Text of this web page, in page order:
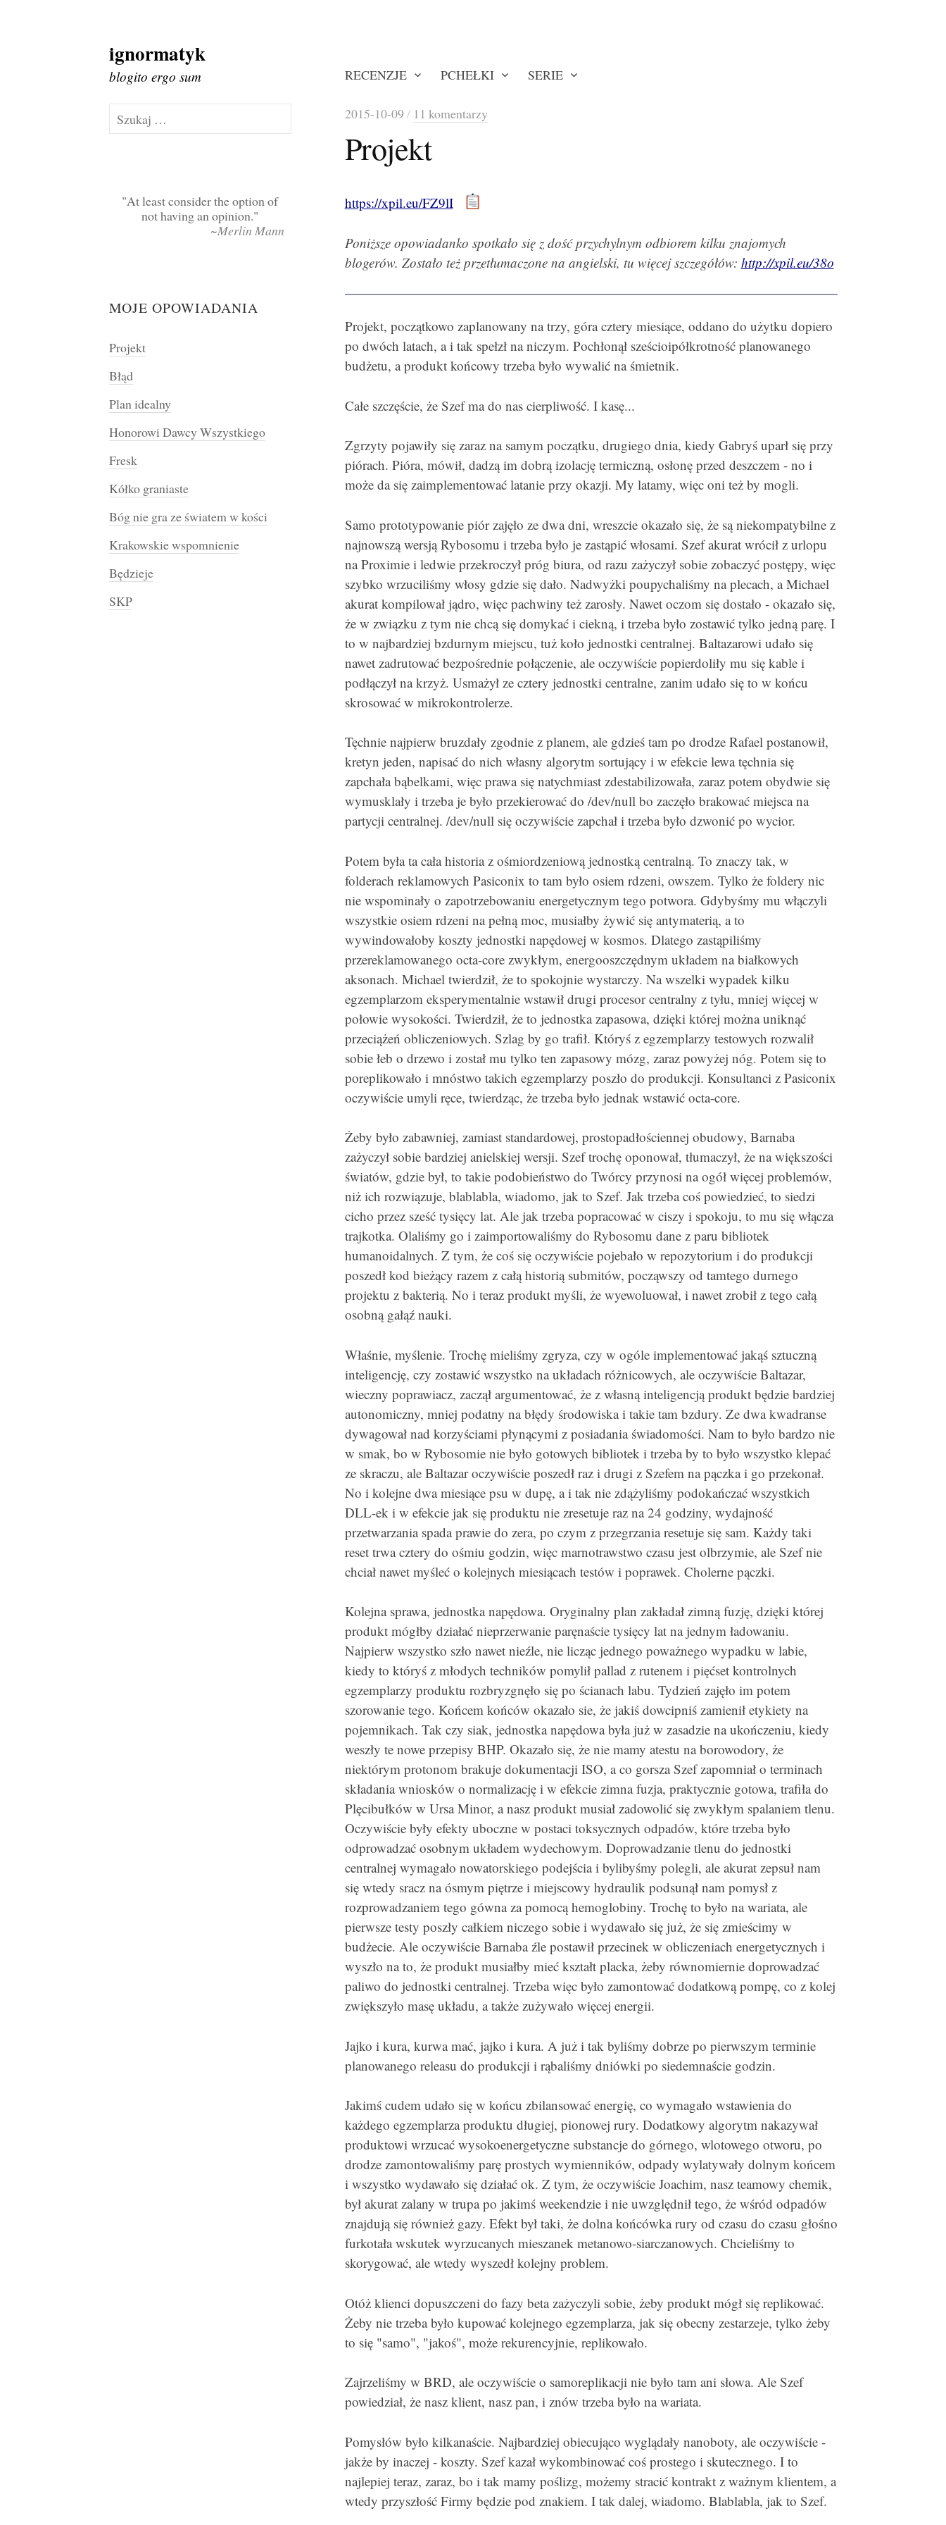
Skip
to
content
ignormatyk
blogito ergo sum RECENZJE PCHEŁKI SERIE
2015-10-09 / 11 komentarzy
Projekt
https://xpil.eu/FZ9lI
Poniższe opowiadanko spotkało się z dość przychylnym odbiorem kilku znajomych
blogerów. Zostało też przetłumaczone na angielski, tu więcej szczegółów: http://xpil.eu/38o
Projekt, początkowo zaplanowany na trzy, góra cztery miesiące, oddano do użytku dopiero
po dwóch latach, a i tak spełzł na niczym. Pochłonął sześcioipółkrotność planowanego
budżetu, a produkt końcowy trzeba było wywalić na śmietnik.
Całe szczęście, że Szef ma do nas cierpliwość. I kasę...
Zgrzyty pojawiły się zaraz na samym początku, drugiego dnia, kiedy Gabryś uparł się przy
piórach. Pióra, mówił, dadzą im dobrą izolację termiczną, osłonę przed deszczem - no i
może da się zaimplementować latanie przy okazji. My latamy, więc oni też by mogli.
Samo prototypowanie piór zajęło ze dwa dni, wreszcie okazało się, że są niekompatybilne z
najnowszą wersją Rybosomu i trzeba było je zastąpić włosami. Szef akurat wrócił z urlopu
na Proximie i ledwie przekroczył próg biura, od razu zażyczył sobie zobaczyć postępy, więc
szybko wrzuciliśmy włosy gdzie się dało. Nadwyżki poupychaliśmy na plecach, a Michael
akurat kompilował jądro, więc pachwiny też zarosły. Nawet oczom się dostało - okazało się,
że w związku z tym nie chcą się domykać i ciekną, i trzeba było zostawić tylko jedną parę. I
to w najbardziej bzdurnym miejscu, tuż koło jednostki centralnej. Baltazarowi udało się
nawet zadrutować bezpośrednie połączenie, ale oczywiście popierdoliły mu się kable i
podłączył na krzyż. Usmażył ze cztery jednostki centralne, zanim udało się to w końcu
skrosować w mikrokontrolerze.
Tęchnie najpierw bruzdały zgodnie z planem, ale gdzieś tam po drodze Rafael postanowił,
kretyn jeden, napisać do nich własny algorytm sortujący i w efekcie lewa tęchnia się
zapchała bąbelkami, więc prawa się natychmiast zdestabilizowała, zaraz potem obydwie się
wymusklały i trzeba je było przekierować do /dev/null bo zaczęło brakować miejsca na
partycji centralnej. /dev/null się oczywiście zapchał i trzeba było dzwonić po wycior.
Potem była ta cała historia z ośmiordzeniową jednostką centralną. To znaczy tak, w
folderach reklamowych Pasiconix to tam było osiem rdzeni, owszem. Tylko że foldery nic
nie wspominały o zapotrzebowaniu energetycznym tego potwora. Gdybyśmy mu włączyli
wszystkie osiem rdzeni na pełną moc, musiałby żywić się antymaterią, a to
wywindowałoby koszty jednostki napędowej w kosmos. Dlatego zastąpiliśmy
przereklamowanego octa-core zwykłym, energooszczędnym układem na białkowych
aksonach. Michael twierdził, że to spokojnie wystarczy. Na wszelki wypadek kilku
egzemplarzom eksperymentalnie wstawił drugi procesor centralny z tyłu, mniej więcej w
połowie wysokości. Twierdził, że to jednostka zapasowa, dzięki której można uniknąć
przeciążeń obliczeniowych. Szlag by go trafił. Któryś z egzemplarzy testowych rozwalił
sobie łeb o drzewo i został mu tylko ten zapasowy mózg, zaraz powyżej nóg. Potem się to
poreplikowało i mnóstwo takich egzemplarzy poszło do produkcji. Konsultanci z Pasiconix
oczywiście umyli ręce, twierdząc, że trzeba było jednak wstawić octa-core.
Żeby było zabawniej, zamiast standardowej, prostopadłościennej obudowy, Barnaba
zażyczył sobie bardziej anielskiej wersji. Szef trochę oponował, tłumaczył, że na większości
światów, gdzie był, to takie podobieństwo do Twórcy przynosi na ogół więcej problemów,
niż ich rozwiązuje, blablabla, wiadomo, jak to Szef. Jak trzeba coś powiedzieć, to siedzi
cicho przez sześć tysięcy lat. Ale jak trzeba popracować w ciszy i spokoju, to mu się włącza
trajkotka. Olaliśmy go i zaimportowaliśmy do Rybosomu dane z paru bibliotek
humanoidalnych. Z tym, że coś się oczywiście pojebało w repozytorium i do produkcji
poszedł kod bieżący razem z całą historią submitów, począwszy od tamtego durnego
projektu z bakterią. No i teraz produkt myśli, że wyewoluował, i nawet zrobił z tego całą
osobną gałąź nauki.
Właśnie, myślenie. Trochę mieliśmy zgryza, czy w ogóle implementować jakąś sztuczną
inteligencję, czy zostawić wszystko na układach różnicowych, ale oczywiście Baltazar,
wieczny poprawiacz, zaczął argumentować, że z własną inteligencją produkt będzie bardziej
autonomiczny, mniej podatny na błędy środowiska i takie tam bzdury. Ze dwa kwadranse
dywagował nad korzyściami płynącymi z posiadania świadomości. Nam to było bardzo nie
w smak, bo w Rybosomie nie było gotowych bibliotek i trzeba by to było wszystko klepać
ze skraczu, ale Baltazar oczywiście poszedł raz i drugi z Szefem na pączka i go przekonał.
No i kolejne dwa miesiące psu w dupę, a i tak nie zdążyliśmy podokańczać wszystkich
DLL-ek i w efekcie jak się produktu nie zresetuje raz na 24 godziny, wydajność
przetwarzania spada prawie do zera, po czym z przegrzania resetuje się sam. Każdy taki
reset trwa cztery do ośmiu godzin, więc marnotrawstwo czasu jest olbrzymie, ale Szef nie
chciał nawet myśleć o kolejnych miesiącach testów i poprawek. Cholerne pączki.
Kolejna sprawa, jednostka napędowa. Oryginalny plan zakładał zimną fuzję, dzięki której
produkt mógłby działać nieprzerwanie paręnaście tysięcy lat na jednym ładowaniu.
Najpierw wszystko szło nawet nieźle, nie licząc jednego poważnego wypadku w labie,
kiedy to któryś z młodych techników pomylił pallad z rutenem i pięćset kontrolnych
egzemplarzy produktu rozbryzgnęło się po ścianach labu. Tydzień zajęło im potem
szorowanie tego. Końcem końców okazało sie, że jakiś dowcipniś zamienił etykiety na
pojemnikach. Tak czy siak, jednostka napędowa była już w zasadzie na ukończeniu, kiedy
weszły te nowe przepisy BHP. Okazało się, że nie mamy atestu na borowodory, że
niektórym protonom brakuje dokumentacji ISO, a co gorsza Szef zapomniał o terminach
składania wniosków o normalizację i w efekcie zimna fuzja, praktycznie gotowa, trafiła do
Plęcibułków w Ursa Minor, a nasz produkt musiał zadowolić się zwykłym spalaniem tlenu.
Oczywiście były efekty uboczne w postaci toksycznych odpadów, które trzeba było
odprowadzać osobnym układem wydechowym. Doprowadzanie tlenu do jednostki
centralnej wymagało nowatorskiego podejścia i bylibyśmy polegli, ale akurat zepsuł nam
się wtedy sracz na ósmym piętrze i miejscowy hydraulik podsunął nam pomysł z
rozprowadzaniem tego gówna za pomocą hemoglobiny. Trochę to było na wariata, ale
pierwsze testy poszły całkiem niczego sobie i wydawało się już, że się zmieścimy w
budżecie. Ale oczywiście Barnaba źle postawił przecinek w obliczeniach energetycznych i
wyszło na to, że produkt musiałby mieć kształt placka, żeby równomiernie doprowadzać
paliwo do jednostki centralnej. Trzeba więc było zamontować dodatkową pompę, co z kolej
zwiększyło masę układu, a także zużywało więcej energii.
Jajko i kura, kurwa mać, jajko i kura. A już i tak byliśmy dobrze po pierwszym terminie
planowanego releasu do produkcji i rąbaliśmy dniówki po siedemnaście godzin.
Jakimś cudem udało się w końcu zbilansować energię, co wymagało wstawienia do
każdego egzemplarza produktu długiej, pionowej rury. Dodatkowy algorytm nakazywał
produktowi wrzucać wysokoenergetyczne substancje do górnego, wlotowego otworu, po
drodze zamontowaliśmy parę prostych wymienników, odpady wylatywały dolnym końcem
i wszystko wydawało się działać ok. Z tym, że oczywiście Joachim, nasz teamowy chemik,
był akurat zalany w trupa po jakimś weekendzie i nie uwzględnił tego, że wśród odpadów
znajdują się również gazy. Efekt był taki, że dolna końcówka rury od czasu do czasu głośno
furkotała wskutek wyrzucanych mieszanek metanowo-siarczanowych. Chcieliśmy to
skorygować, ale wtedy wyszedł kolejny problem.
Otóż klienci dopuszczeni do fazy beta zażyczyli sobie, żeby produkt mógł się replikować.
Żeby nie trzeba było kupować kolejnego egzemplarza, jak się obecny zestarzeje, tylko żeby
to się "samo", "jakoś", może rekurencyjnie, replikowało.
Zajrzeliśmy w BRD, ale oczywiście o samoreplikacji nie było tam ani słowa. Ale Szef
powiedział, że nasz klient, nasz pan, i znów trzeba było na wariata.
Pomysłów było kilkanaście. Najbardziej obiecująco wyglądały nanoboty, ale oczywiście -
jakże by inaczej - koszty. Szef kazał wykombinować coś prostego i skutecznego. I to
najlepiej teraz, zaraz, bo i tak mamy poślizg, możemy stracić kontrakt z ważnym klientem, a
wtedy przyszłość Firmy będzie pod znakiem. I tak dalej, wiadomo. Blablabla, jak to Szef.
Szukaj:
At least consider the option of
not having an opinion.
~Merlin Mann
MOJE OPOWIADANIA
Projekt
Błąd
Plan idealny
Honorowi Dawcy Wszystkiego
Fresk
Kółko graniaste
Bóg nie gra ze światem w kości
Krakowskie wspomnienie
Będzieje
SKP